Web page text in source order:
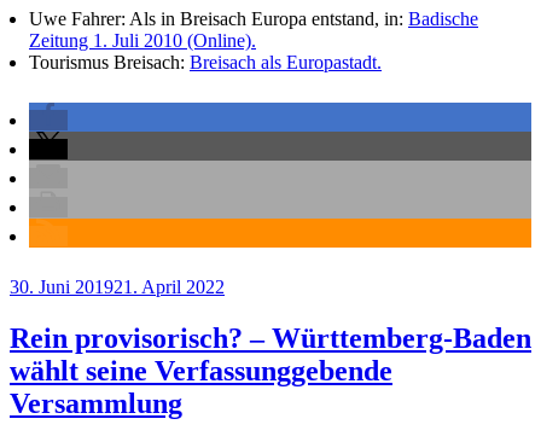
Uwe Fahrer: Als in Breisach Europa entstand, in: Badische
Zeitung 1. Juli 2010 (Online).
Tourismus Breisach: Breisach als Europastadt.
Veröffentlicht
30. Juni 201921. April 2022
Rein provisorisch? – Württemberg-Baden
wählt seine Verfassunggebende
Versammlung